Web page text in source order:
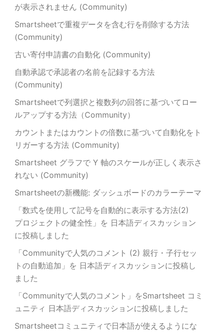
が表示されません (Community)
Smartsheetで重複データを含む行を削除する方法
(Community)
古い寄付申請書の自動化 (Community)
自動承認で承認者の名前を記録する方法
(Community)
Smartsheetで列選択と複数列の回答に基づいてロー
ルアップする方法（Community）
カウントまたはカウントの倍数に基づいて自動化をト
リガーする方法 (Community)
Smartsheet グラフで Y 軸のスケールが正しく表示さ
れない (Community)
Smartsheetの新機能: ダッシュボードのカラーテーマ
「数式を使用して記号を自動的に表示する方法(2)
プロジェクトの健全性」を 日本語ディスカッション
に投稿しました
「Communityで人気のコメント (2) 親行・子行セッ
トの自動追加」を 日本語ディスカッションに投稿し
ました
「Communityで人気のコメント」をSmartsheet コミ
ュニティ 日本語ディスカッションに投稿しました
Smartsheetコミュニティで日本語が使えるようにな